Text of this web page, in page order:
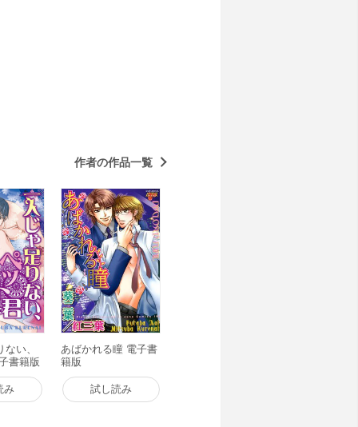
作者の作品一覧
い、
書籍版
み
あばかれる瞳 電子書
籍版
試し読み